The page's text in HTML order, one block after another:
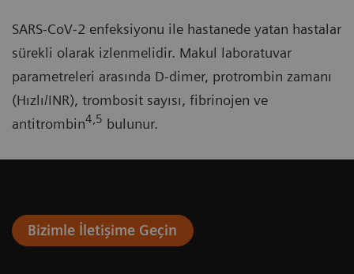
SARS-CoV-2 enfeksiyonu ile hastanede yatan hastalar
sürekli olarak izlenmelidir. Makul laboratuvar
parametreleri arasında D-dimer, protrombin zamanı
(Hızlı/INR), trombosit sayısı, fibrinojen ve
antitrombin4,5 bulunur.
Bizimle İletişime Geçin